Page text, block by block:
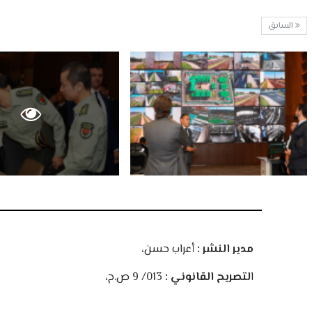
السابق
مدير النشر :أعراب حسن،
التصريح القانوني :